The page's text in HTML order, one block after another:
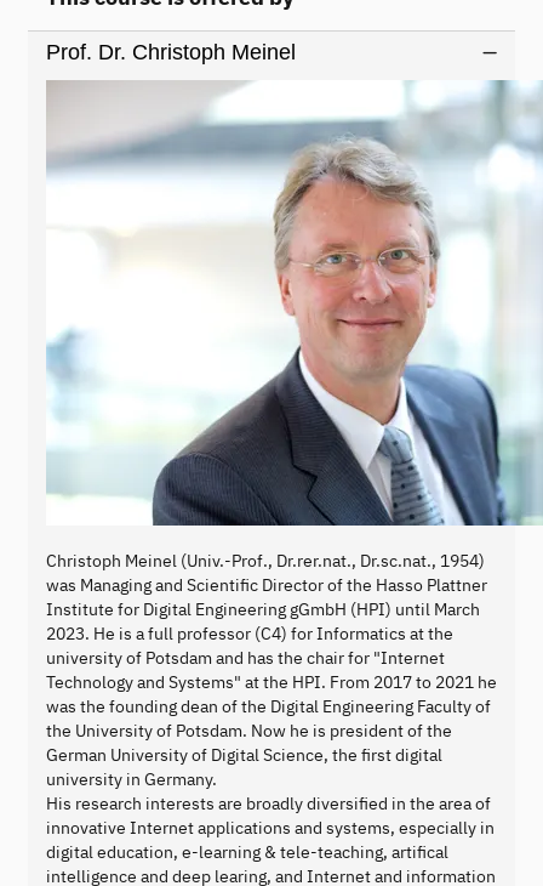
Prof. Dr. Christoph Meinel
Christoph Meinel (Univ.-Prof., Dr.rer.nat., Dr.sc.nat., 1954)
was Managing and Scientific Director of the Hasso Plattner
Institute for Digital Engineering gGmbH (HPI) until March
2023. He is a full professor (C4) for Informatics at the
university of Potsdam and has the chair for "Internet
Technology and Systems" at the HPI. From 2017 to 2021 he
was the founding dean of the Digital Engineering Faculty of
the University of Potsdam. Now he is president of the
German University of Digital Science, the first digital
university in Germany.
His research interests are broadly diversified in the area of
innovative Internet applications and systems, especially in
digital education, e-learning & tele-teaching, artifical
intelligence and deep learing, and Internet and information